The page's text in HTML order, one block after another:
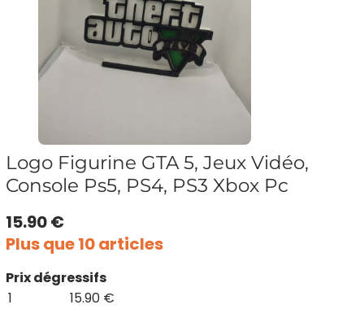
Logo Figurine GTA 5, Jeux Vidéo,
Console Ps5, PS4, PS3 Xbox Pc
15.90 €
Plus que 10 articles
Prix dégressifs
1
15.90 €